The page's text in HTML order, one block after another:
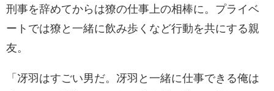
刑事を辞めてからは獠の仕事上の相棒に。プライベ
ートでは獠と一緒に飲み歩くなど行動を共にする親
友。
「冴羽はすごい男だ。冴羽と一緒に仕事できる俺は